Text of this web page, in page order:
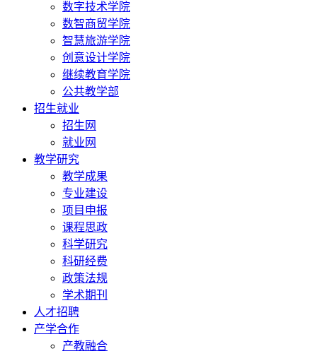
数字技术学院
数智商贸学院
智慧旅游学院
创意设计学院
继续教育学院
公共教学部
招生就业
招生网
就业网
教学研究
教学成果
专业建设
项目申报
课程思政
科学研究
科研经费
政策法规
学术期刊
人才招聘
产学合作
产教融合